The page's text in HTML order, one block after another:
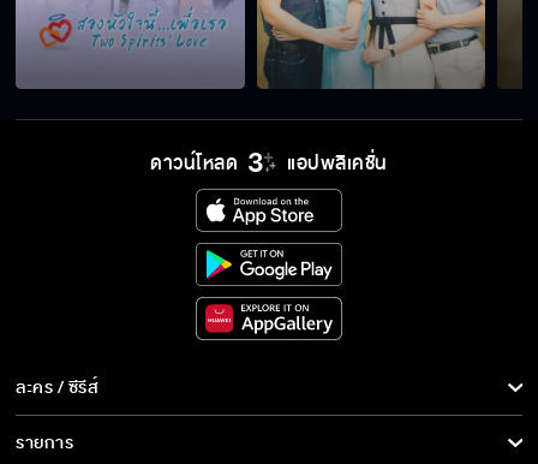
ดาวน์โหลด แอปพลิเคชั่น
ละคร / ซีรีส์
ละคร/ซีรีส์
รายการ